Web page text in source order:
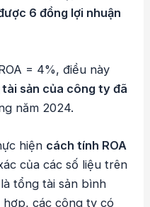
6 đồng lợi nhuận
= 4%, điều này
sản của công ty đã
năm 2024.
hiện cách tính ROA
của các số liệu trên
tổng tài sản bình
các công ty có